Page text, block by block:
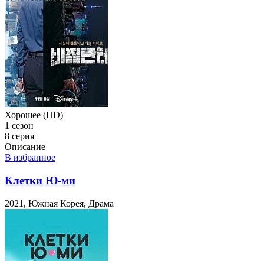
Хорошее (HD)
1 сезон
8 серия
Описание
В избранное
Клетки Ю-ми
2021, Южная Корея, Драма